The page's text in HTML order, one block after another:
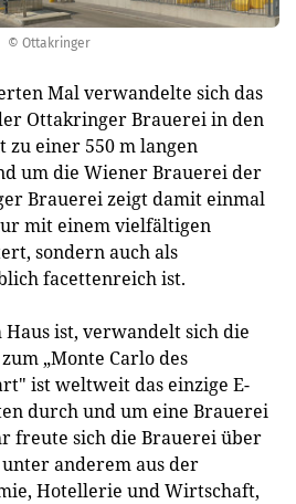
© Ottakringer
Mal verwandelte sich das
Ottakringer Brauerei in den
zu einer 550 m langen
um die Wiener Brauerei der
Brauerei zeigt damit einmal
mit einem vielfältigen
sondern auch als
facettenreich ist.
ist, verwandelt sich die
„Monte Carlo des
ist weltweit das einzige E-
durch und um eine Brauerei
freute sich die Brauerei über
anderem aus der
Hotellerie und Wirtschaft,